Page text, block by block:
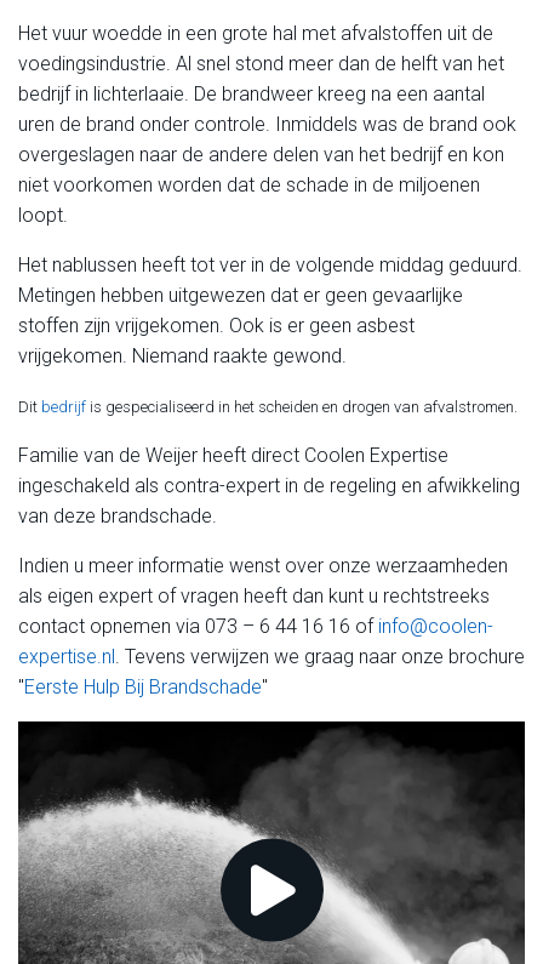
Het vuur woedde in een grote hal met afvalstoffen uit de
voedingsindustrie. Al snel stond meer dan de helft van het
bedrijf in lichterlaaie. De brandweer kreeg na een aantal
uren de brand onder controle. Inmiddels was de brand ook
overgeslagen naar de andere delen van het bedrijf en kon
niet voorkomen worden dat de schade in de miljoenen
loopt.
Het nablussen heeft tot ver in de volgende middag geduurd.
Metingen hebben uitgewezen dat er geen gevaarlijke
stoffen zijn vrijgekomen. Ook is er geen asbest
vrijgekomen. Niemand raakte gewond.
Dit bedrijf is gespecialiseerd in het scheiden en drogen van afvalstromen.
Familie van de Weijer heeft direct Coolen Expertise
ingeschakeld als contra-expert in de regeling en afwikkeling
van deze brandschade.
Indien u meer informatie wenst over onze werzaamheden
als eigen expert of vragen heeft dan kunt u rechtstreeks
contact opnemen via 073 – 6 44 16 16 of info@coolen-
expertise.nl. Tevens verwijzen we graag naar onze brochure
"Eerste Hulp Bij Brandschade"